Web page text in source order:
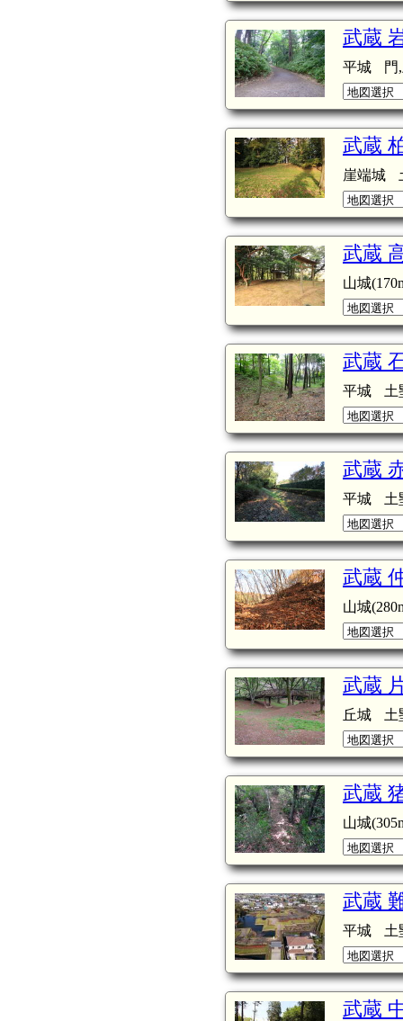
武蔵
平城 門
武蔵
崖端城
武蔵
山城
武蔵
平城 土
武蔵
平城 土
武蔵
山城
武蔵
丘城 土
武蔵
山城
武蔵
平城 土
武蔵